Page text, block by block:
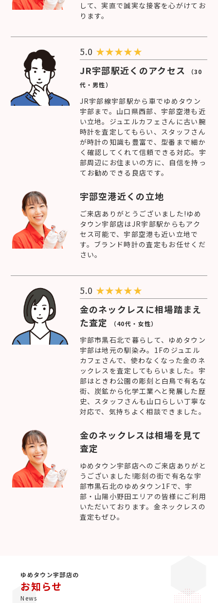
して、実直で誠実な接客を心がけてお
ります。
5.0 ★★★★★
JR宇部駅近くのアクセス
（30
代・男性）
JR宇部線宇部駅から車でゆめタウン
宇部まで。山口県西部、宇部空港も近
い立地。ジュエルカフェさんに古い腕
時計を査定してもらい、スタッフさん
が時計の知識も豊富で、型番まで細か
く確認してくれて信頼できる対応。宇
部周辺にお住まいの方に、自信を持っ
てお勧めできる良店です。
宇部空港近くの立地
ご来店ありがとうございました!ゆめ
タウン宇部店はJR宇部駅からもアク
セス可能で、宇部空港も近い立地で
す。ブランド時計の査定もお任せくだ
さい。
5.0 ★★★★★
金のネックレスに相場踏まえ
た査定
（40代・女性）
宇部市黒石北で暮らして、ゆめタウン
宇部は地元の馴染み。1Fのジュエル
カフェさんで、使わなくなった金のネ
ックレスを査定してもらいました。宇
部はときわ公園の彫刻と白鳥で有名な
街、炭鉱から化学工業へと発展した歴
史、スタッフさんも山口らしい丁寧な
対応で、気持ちよく相談できました。
金のネックレスは相場を見て
査定
ゆめタウン宇部店へのご来店ありがと
うございました!彫刻の街で有名な宇
部市黒石北のゆめタウン1Fで、宇
部・山陽小野田エリアの皆様にご利用
いただいております。金ネックレスの
査定もぜひ。
ゆめタウン宇部店の
お知らせ
News